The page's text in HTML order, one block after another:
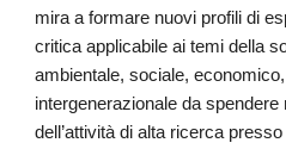
mira a formare nuovi profili di
critica applicabile ai temi della
ambientale, sociale,
intergenerazionale da
dell’attività di alta ricerca